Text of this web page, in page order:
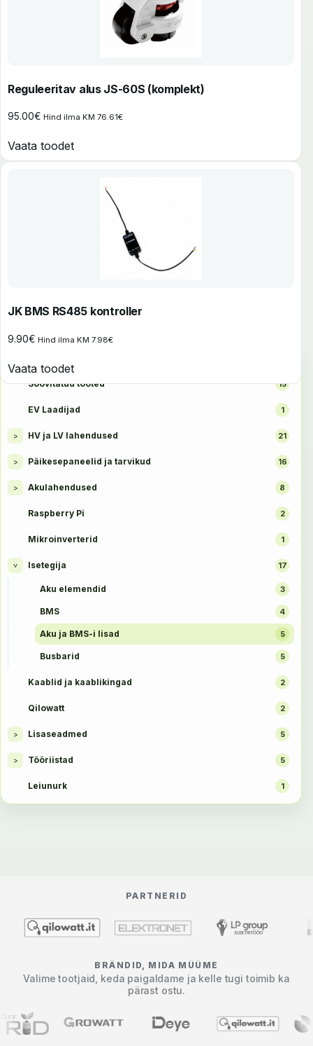
Soovitatud tooted 15
EV Laadijad 1
> HV ja LV lahendused 21
> Päikesepaneelid ja tarvikud 16
> Akulahendused 8
Raspberry Pi 2
Mikroinverterid 1
> Isetegija 17
Aku elemendid 3
BMS 4
Aku ja BMS-i lisad 5
Busbarid 5
Kaablid ja kaablikingad 2
Qilowatt 2
> Lisaseadmed 5
> Tööriistad 5
Leiunurk 1
Reguleeritav alus JS-60S (komplekt)
95.00€ Hind ilma KM 76.61€
Vaata toodet
JK BMS RS485 kontroller
9.90€ Hind ilma KM 7.98€
Vaata toodet
PARTNERID
BRÄNDID, MIDA MÜÜME
Valime tootjaid, keda paigaldame ja kelle tugi toimib ka
pärast ostu.